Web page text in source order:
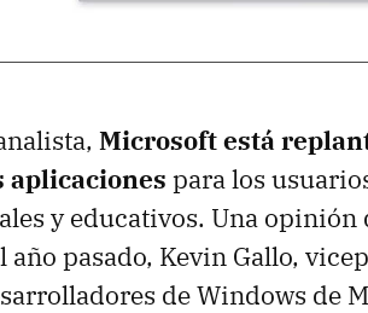
Microsoft está
aplicaciones para los
y educativos. Una
año pasado, Kevin Gallo,
de Windows de